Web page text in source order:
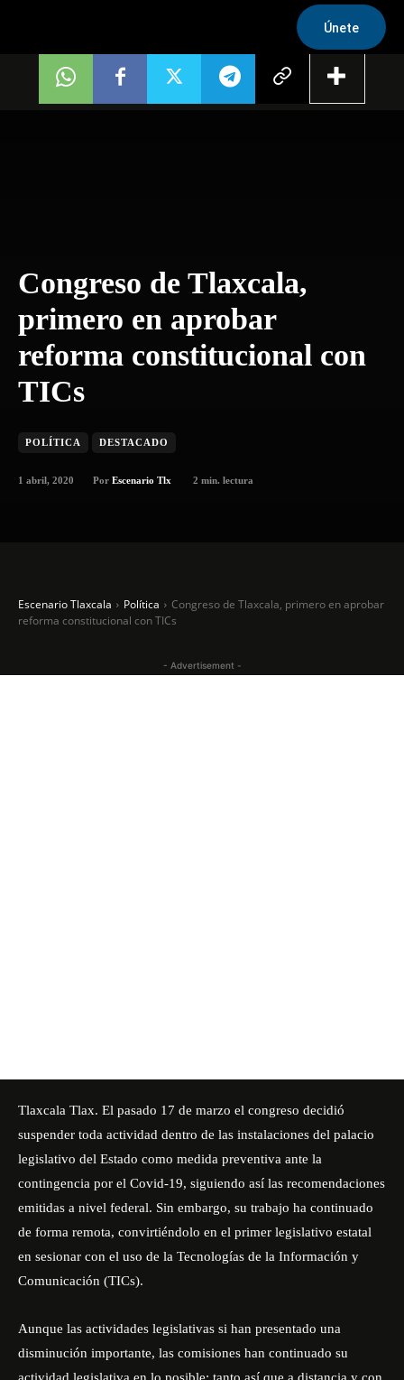
Únete
Congreso de Tlaxcala,
primero en aprobar
reforma constitucional con
TICs
POLÍTICA DESTACADO
1 abril, 2020 Por Escenario Tlx 2 min. lectura
Escenario Tlaxcala Política
Congreso de Tlaxcala, primero en aprobar
reforma constitucional con TICs
- Advertisement -
Tlaxcala Tlax. El pasado 17 de marzo el congreso decidió
suspender toda actividad dentro de las instalaciones del palacio
legislativo del Estado como medida preventiva ante la
contingencia por el Covid-19, siguiendo así las recomendaciones
emitidas a nivel federal. Sin embargo, su trabajo ha continuado
de forma remota, convirtiéndolo en el primer legislativo estatal
en sesionar con el uso de la Tecnologías de la Información y
Comunicación (TICs).
Aunque las actividades legislativas si han presentado una
disminución importante, las comisiones han continuado su